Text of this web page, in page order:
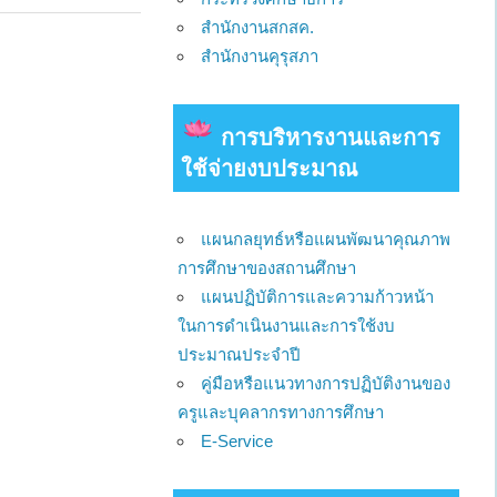
สำนักงานสกสค.
สำนักงานคุรุสภา
การบริหารงานและการ
ใช้จ่ายงบประมาณ
แผนกลยุทธ์หรือแผนพัฒนาคุณภาพ
การศึกษาของสถานศึกษา
แผนปฏิบัติการและความก้าวหน้า
ในการดำเนินงานและการใช้งบ
ประมาณประจำปี
คู่มือหรือแนวทางการปฏิบัติงานของ
ครูและบุคลากรทางการศึกษา
E-Service